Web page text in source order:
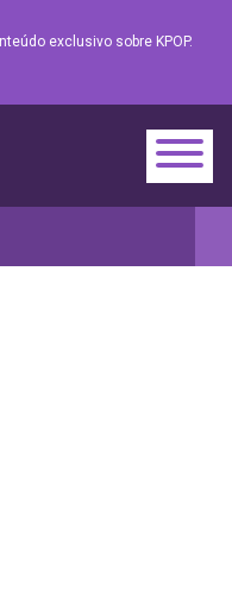
exclusivo sobre KPOP.